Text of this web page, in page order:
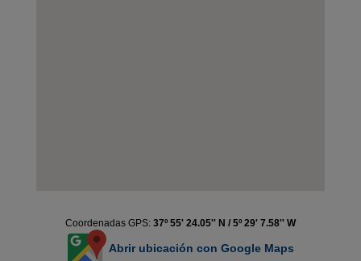
Coordenadas GPS: 37º 55' 24.05'' N / 5º 29' 7.58'' W
Abrir ubicación con Google Maps